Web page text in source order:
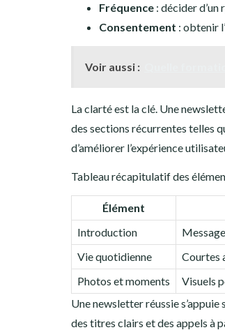
Fréquence : décider
Consentement : obtenir
Voir aussi :
La clarté est la clé. Une
des sections récurrentes telles
d’améliorer l’expérience
Tableau récapitulatif des
Élément
Introduction
Vie quotidienne
Courtes
Photos et moments
Visuels
Une newsletter réussie s’appuie
des titres clairs et des appels à